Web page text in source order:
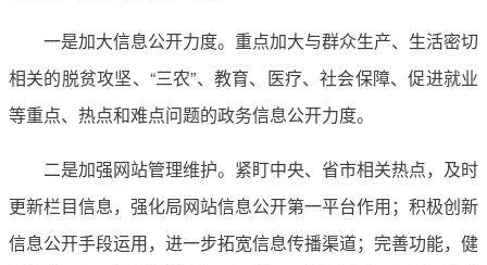
一是加大信息公开力度。重点加大与群众生产、生活密切
相关的脱贫攻坚、“三农”、教育、医疗、社会保障、促进就业
等重点、热点和难点问题的政务信息公开力度。
二是加强网站管理维护。紧盯中央、省市相关热点，及时
更新栏目信息，强化局网站信息公开第一平台作用；积极创新
信息公开手段运用，进一步拓宽信息传播渠道；完善功能，健